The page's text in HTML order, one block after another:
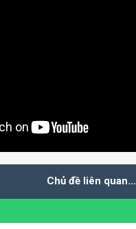
Chủ đề liên quan...